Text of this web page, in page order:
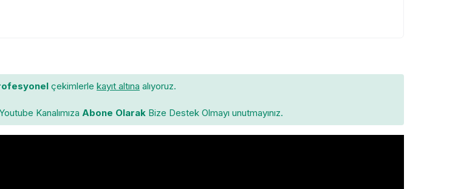
çekimlerle kayıt altına alıyoruz.
Youtube Kanalımıza Abone Olarak Bize Destek Olmayı unutmayınız.